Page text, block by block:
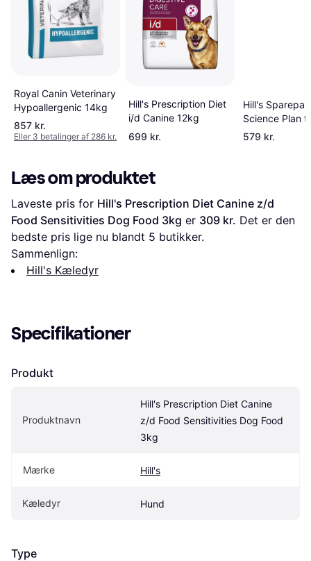
Royal Canin Veterinary
Hypoallergenic 14kg
857 kr.
Eller 3 betalinger af 286 kr.
Hill's Prescription Diet
i/d Canine 12kg
699 kr.
Hill's
Science Plan
1-5 Large
579 kr.
Læs om produktet
Laveste pris for Hill's Prescription Diet Canine z/d
Food Sensitivities Dog Food 3kg er 309 kr. Det er den
bedste pris lige nu blandt 5 butikker.
Sammenlign:
Hill's Kæledyr
Specifikationer
Produkt
Produktnavn
Hill's Prescription Diet Canine
z/d Food Sensitivities Dog Food
3kg
Mærke Hill's
Kæledyr Hund
Type